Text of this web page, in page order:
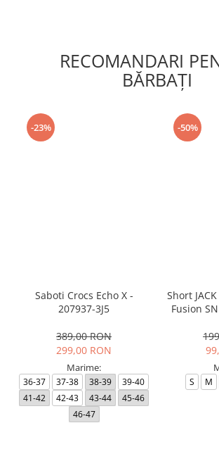
RECOMANDARI
BĂRBAŢI
-23%
Saboti Crocs Echo X -
207937-3J5
389,00 RON
299,00 RON
Marime:
36-37 37-38 38-39
39-40
41-42
42-43 43-44
45-46
46-47
-50%
Short
Fusion
S M